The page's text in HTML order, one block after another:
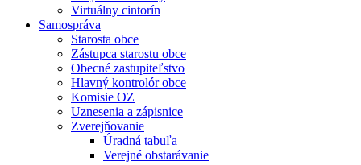
Virtuálny cintorín
Samospráva
Starosta obce
Zástupca starostu obce
Obecné zastupiteľstvo
Hlavný kontrolór obce
Komisie OZ
Uznesenia a zápisnice
Zverejňovanie
Úradná tabuľa
Verejné obstarávanie